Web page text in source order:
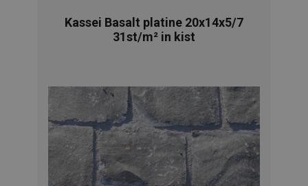
Kassei Basalt platine 20x14x5/7
31st/m² in kist